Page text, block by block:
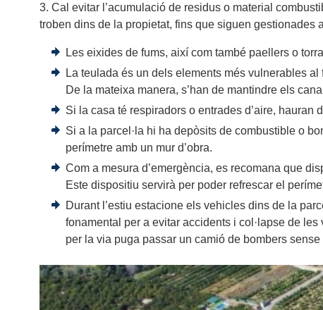
3. Cal evitar l’acumulació de residus o material
troben dins de la propietat, fins que siguen gestionades
Les eixides de fums, així com també paellers o
La teulada és un dels elements més vulnerables
De la mateixa manera, s’han de mantindre els
Si la casa té respiradors o entrades d’aire,
Si a la parcel·la hi ha depòsits de combustible o
perímetre amb un mur d’obra.
Com a mesura d’emergència, es recomana que
Este dispositiu servirà per poder refrescar el
Durant l’estiu estacione els vehicles dins de la
fonamental per a evitar accidents i col·lapse de
per la via puga passar un camió de bombers sense